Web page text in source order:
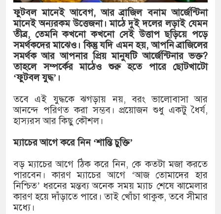
গুলশান থেকে সাবেক মন্ত্রী লতিফ
‘স্কুটি নাকি গোল্ড?’ ক্যাম্পেইনের
এর ফ্রিডম ব্র্যান্ড, বাড়ল ক্যাম্পেইনের
সংবিধান অনুযায়ী যথাসময়ে রাষ্ট্রপতি
খিলক্ষেত থানা বিএনপির যুগ্ম আহ্বায়ক
সার্ককে আরও গতিশীল করতে চায়
প্রেমের সম্পর্ক ছিন্ন না করায় মা-
প্রধানমন্ত্রীর সঙ্গে নবনিযুক্ত নৌবাহিনী
ফুটবল মানেই আবেগ, আর ব্রাজিল বনাম আর্জেন্টিনা
মানেই অন্যরকম উত্তেজনা। মাঠে দুই দলের লড়াই যেমন
তীব্র, তেমনি কখনো কখনো সেই উত্তাপ ছড়িয়ে পড়ে
সমর্থকদের মাঝেও। কিন্তু যদি এমন হয়, আপনি ব্রাজিলের
সমর্থক আর আপনার প্রিয় মানুষটি আর্জেন্টিনার ভক্ত?
তাহলে সম্পর্কের মাঠেও শুরু হতে পারে ছোটখাটো
‘ফুটবল যুদ্ধ’।
তবে এই যুদ্ধকে ঝগড়ায় নয়, বরং ভালোবাসা আর
আনন্দে পরিণত করা সম্ভব। প্রয়োজন শুধু একটু ধৈর্য,
হাস্যরস আর কিছু কৌশল।
ম্যাচের আগে করে নিন ‘শান্তি চুক্তি’
বড় ম্যাচের আগে ঠিক করে নিন, কে কতটা মজা করতে
পারবেন। কারণ ম্যাচের আগে ‘আজ তোমাদের হার
নিশ্চিত’ ধরনের মন্তব্য অনেক সময় ম্যাচ শেষে ঝামেলার
কারণ হয়ে দাঁড়াতে পারে। তাই খোঁচা থাকুক, তবে সীমার
মধ্যে।